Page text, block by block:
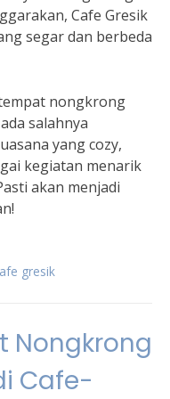
Cafe Gresik
segar dan berbeda
nongkrong
salahnya
yang cozy,
kegiatan menarik
akan menjadi
gresik
Nongkrong
Cafe-